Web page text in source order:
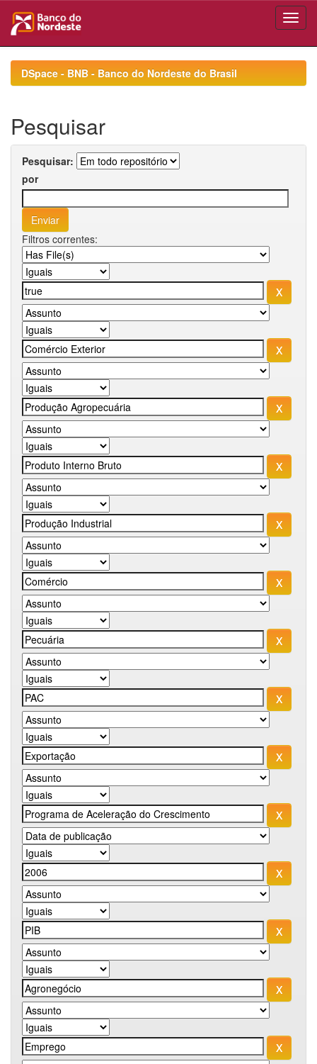
navigationDSpace - BNB - Banco do Nordeste do Brasil
Pesquisar
Pesquisar:
por
Filtros correntes: